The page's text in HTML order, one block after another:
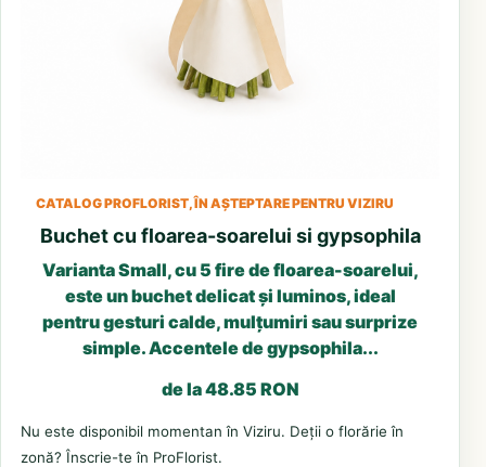
CATALOG PROFLORIST, ÎN AȘTEPTARE PENTRU VIZIRU
Buchet cu floarea-soarelui si gypsophila
Varianta Small, cu 5 fire de floarea-soarelui,
este un buchet delicat și luminos, ideal
pentru gesturi calde, mulțumiri sau surprize
simple. Accentele de gypsophila...
de la 48.85 RON
Nu este disponibil momentan în Viziru. Deții o florărie în
zonă? Înscrie-te în ProFlorist.